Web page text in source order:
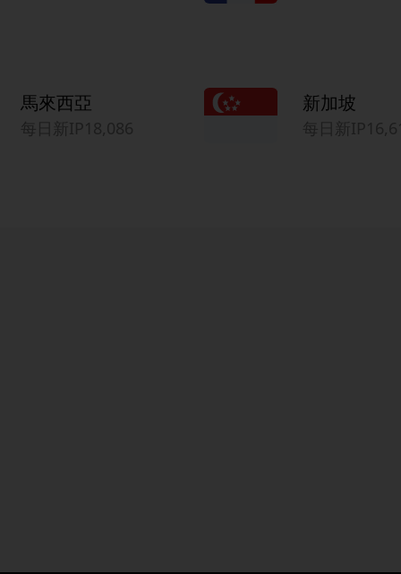
馬來西亞 新加坡